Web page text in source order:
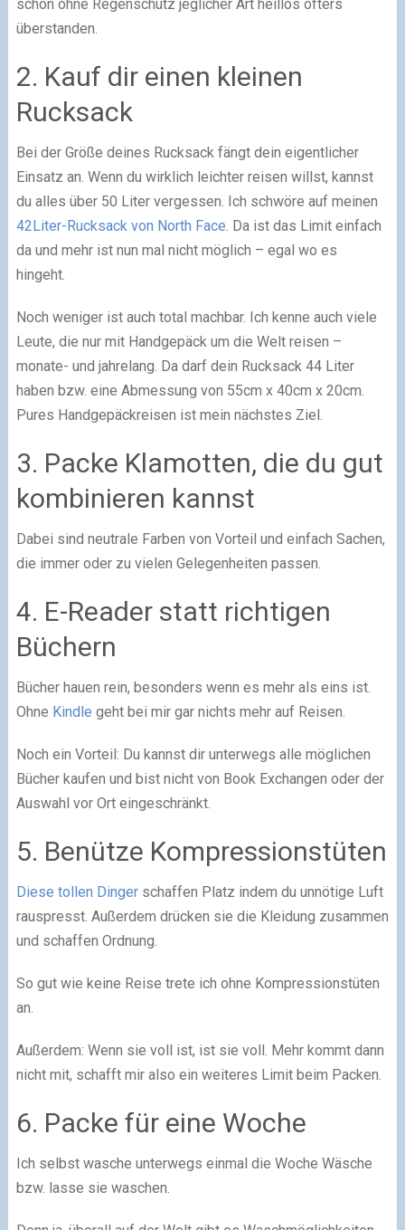
schon ohne Regenschutz jeglicher Art heillos öfters
überstanden.
2. Kauf dir einen kleinen
Rucksack
Bei der Größe deines Rucksack fängt dein eigentlicher
Einsatz an. Wenn du wirklich leichter reisen willst, kannst
du alles über 50 Liter vergessen. Ich schwöre auf meinen
42Liter-Rucksack von North Face . Da ist das Limit einfach
da und mehr ist nun mal nicht möglich – egal wo es
hingeht.
Noch weniger ist auch total machbar. Ich kenne auch viele
Leute, die nur mit Handgepäck um die Welt reisen –
monate- und jahrelang. Da darf dein Rucksack 44 Liter
haben bzw. eine Abmessung von 55cm x 40cm x 20cm.
Pures Handgepäckreisen ist mein nächstes Ziel.
3. Packe Klamotten, die du gut
kombinieren kannst
Dabei sind neutrale Farben von Vorteil und einfach Sachen,
die immer oder zu vielen Gelegenheiten passen.
4. E-Reader statt richtigen
Büchern
Bücher hauen rein, besonders wenn es mehr als eins ist.
Ohne Kindle geht bei mir gar nichts mehr auf Reisen.
Noch ein Vorteil: Du kannst dir unterwegs alle möglichen
Bücher kaufen und bist nicht von Book Exchangen oder der
Auswahl vor Ort eingeschränkt.
5. Benütze Kompressionstüten
Diese tollen Dingerschaffen Platz indem du unnötige Luft
rauspresst. Außerdem drücken sie die Kleidung zusammen
und schaffen Ordnung.
So gut wie keine Reise trete ich ohne Kompressionstüten
an.
Außerdem: Wenn sie voll ist, ist sie voll. Mehr kommt dann
nicht mit, schafft mir also ein weiteres Limit beim Packen.
6. Packe für eine Woche
Ich selbst wasche unterwegs einmal die Woche Wäsche
bzw. lasse sie waschen.